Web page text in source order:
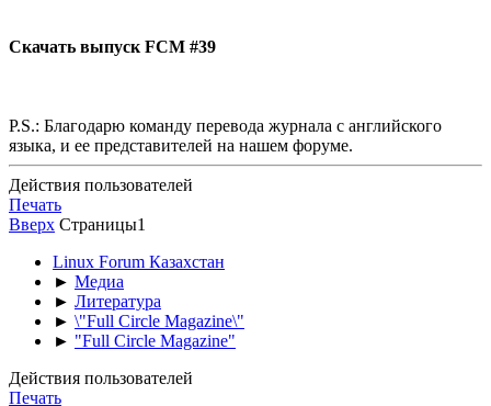
Скачать выпуск FCM #39
P.S.: Благодарю команду перевода журнала с английского
языка, и ее представителей на нашем форуме.
Действия пользователей
Печать
Вверх Страницы1
Linux Forum Казахстан
► Медиа
► Литература
► \"Full Circle Magazine\"
► "Full Circle Magazine"
Действия пользователей
Печать